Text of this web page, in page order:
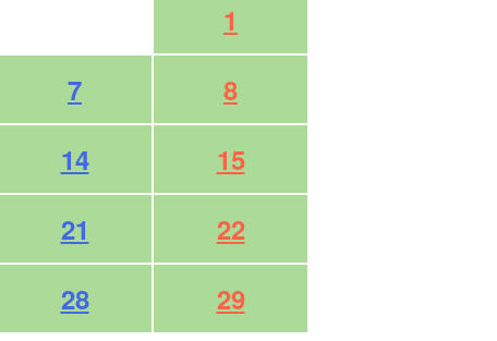
1
7
8
14
15
21
22
28
29